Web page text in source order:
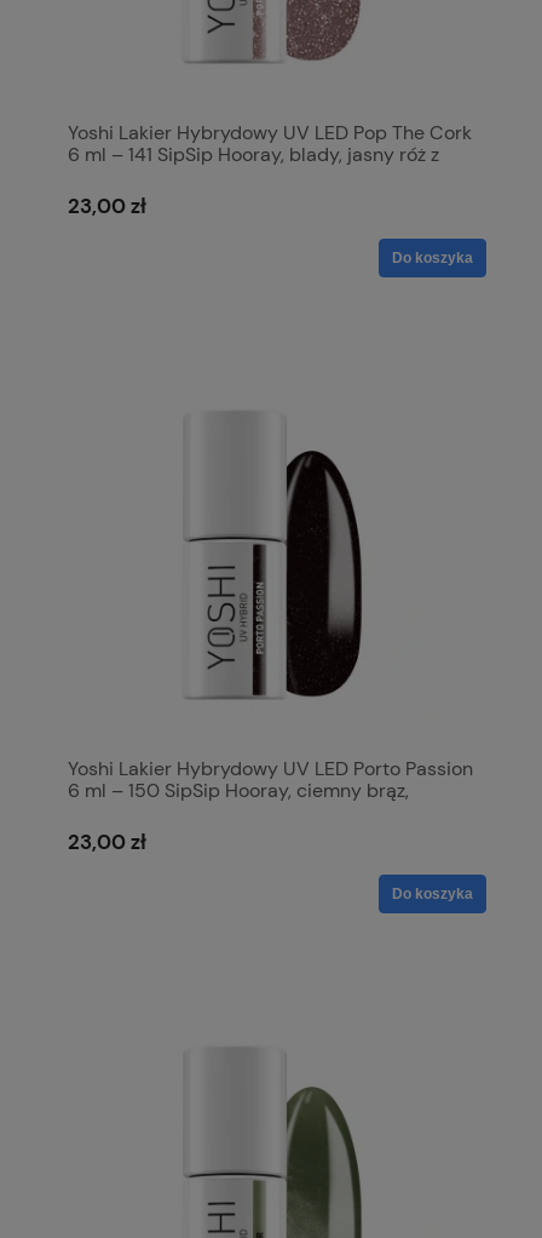
Yoshi Lakier Hybrydowy UV LED Pop The Cork
6 ml – 141 SipSip Hooray, blady, jasny róż z
23,00 zł
Do koszyka
Yoshi Lakier Hybrydowy UV LED Porto Passion
6 ml – 150 SipSip Hooray, ciemny brąz,
23,00 zł
Do koszyka